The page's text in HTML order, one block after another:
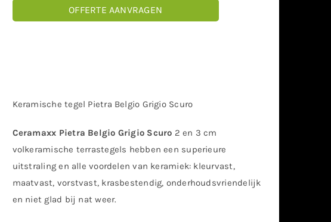
OFFERTE AANVRAGEN
Keramische tegel Pietra Belgio Grigio Scuro
Ceramaxx Pietra Belgio Grigio Scuro 2 en 3 cm
volkeramische terrastegels hebben een superieure
uitstraling en alle voordelen van keramiek: kleurvast,
maatvast, vorstvast, krasbestendig, onderhoudsvriendelijk
en niet glad bij nat weer.